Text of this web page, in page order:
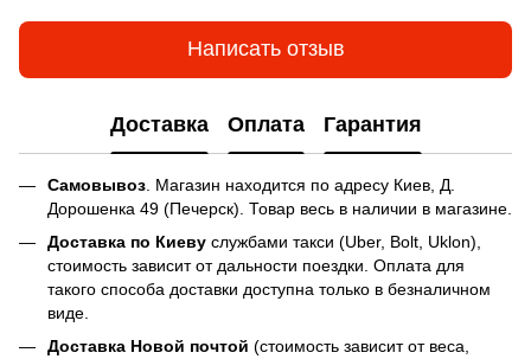
Написать отзыв
Доставка Оплата Гарантия
Самовывоз . Магазин находится по адресу Киев, Д.
Дорошенка 49 (Печерск). Товар весь в наличии в магазине.
Доставка по Киеву службами такси (Uber, Bolt, Uklon),
стоимость зависит от дальности поездки. Оплата для
такого способа доставки доступна только в безналичном
виде.
Доставка Новой почтой (стоимость зависит от веса,